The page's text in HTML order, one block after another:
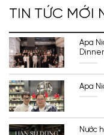
TIN TỨC MỚI
Apa
Apa
Nước